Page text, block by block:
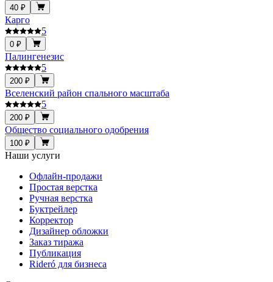
40 ₽
Карго
5
0 ₽
Палингенезис
5
200 ₽
Вселенский район спального масштаба
5
200 ₽
Общество социального одобрения
100 ₽
Наши услуги
Офлайн-продажи
Простая верстка
Ручная верстка
Буктрейлер
Корректор
Дизайнер обложки
Заказ тиража
Публикация
Rideró для бизнеса